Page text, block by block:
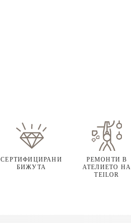
СЕРТИФИЦИРАНИ
БИЖУТА
РЕМОНТИ В
АТЕЛИЕТО НА
TEILOR